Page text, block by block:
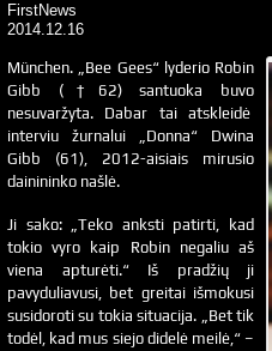
FirstNews
2014.12.16
München. „Bee Gees“ lyderio Robin
Gibb (†62) santuoka buvo
nesuvaržyta. Dabar tai atskleidė
interviu žurnalui „Donna“ Dwina
Gibb (61), 2012-aisiais mirusio
dainininko našlė.
Ji sako: „Teko anksti patirti, kad
tokio vyro kaip Robin negaliu aš
viena apturėti.“ Iš pradžių ji
pavyduliavusi, bet greitai išmokusi
susidoroti su tokia situacija. „Bet tik
todėl, kad mus siejo didelė meilė,“ –